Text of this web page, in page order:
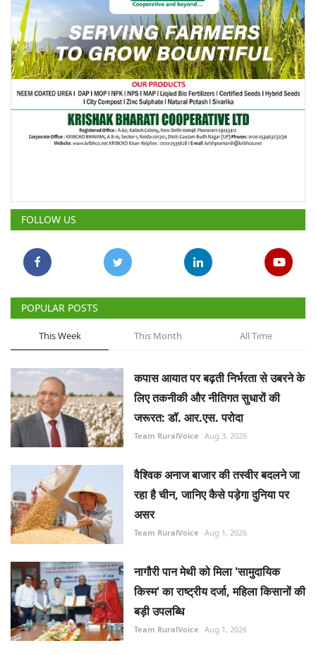
FOLLOW US
POPULAR POSTS
This Week This Month All Time
कपास आयात पर बढ़ती निर्भरता से उबरने के
लिए तकनीकी और नीतिगत सुधारों की
जरूरत: डॉ. आर.एस. परोदा
Team RuralVoice Aug 3, 2026
वैश्विक अनाज बाजार की तस्वीर बदलने जा
रहा है चीन, जानिए कैसे पड़ेगा दुनिया पर
असर
Team RuralVoice Aug 1, 2026
नागौरी पान मेथी को मिला 'सामुदायिक
किस्म' का राष्ट्रीय दर्जा, महिला किसानों की
बड़ी उपलब्धि
Team RuralVoice Aug 1, 2026